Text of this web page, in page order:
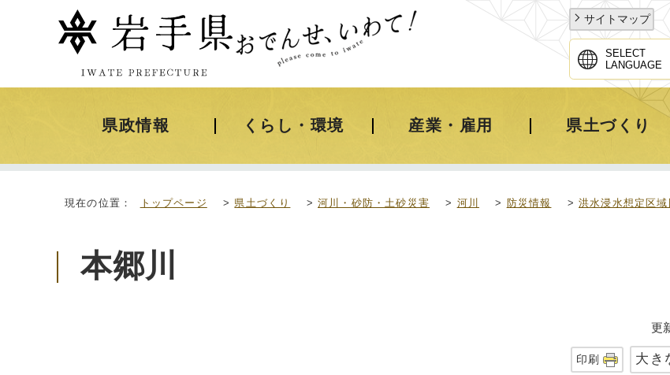
サイトマップ
SELECT
LANGUAGE
県政情報 くらし・環境 産業・雇用 県土づくり
現在の位置： トップページ > 県土づくり >河川・砂防・土砂災害 > 河川 > 防災情報 >洪水浸水想定区
本郷川
更
印刷 大き